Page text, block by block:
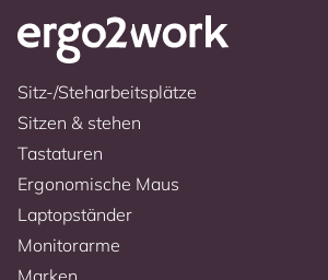
Sitz-/Steharbeitsplätze
Sitzen & stehen
Tastaturen
Ergonomische Maus
Laptopständer
Monitorarme
Marken